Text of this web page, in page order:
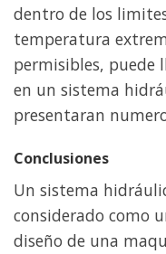
dentro de los
temperatura
permisibles, puede
en un sistema
presentaran
Conclusiones
Un sistema
considerado como
diseño de una